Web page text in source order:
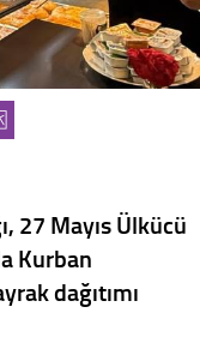
27 Mayıs Ülkücü
Kurban
dağıtımı